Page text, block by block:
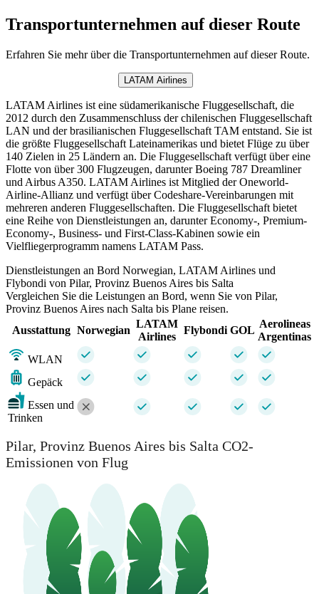
Transportunternehmen auf dieser Route
Erfahren Sie mehr über die Transportunternehmen auf dieser Route.
LATAM Airlines
LATAM Airlines ist eine südamerikanische Fluggesellschaft, die
2012 durch den Zusammenschluss der chilenischen Fluggesellschaft
LAN und der brasilianischen Fluggesellschaft TAM entstand. Sie ist
die größte Fluggesellschaft Lateinamerikas und bietet Flüge zu über
140 Zielen in 25 Ländern an. Die Fluggesellschaft verfügt über eine
Flotte von über 300 Flugzeugen, darunter Boeing 787 Dreamliner
und Airbus A350. LATAM Airlines ist Mitglied der Oneworld-
Airline-Allianz und verfügt über Codeshare-Vereinbarungen mit
mehreren anderen Fluggesellschaften. Die Fluggesellschaft bietet
eine Reihe von Dienstleistungen an, darunter Economy-, Premium-
Economy-, Business- und First-Class-Kabinen sowie ein
Vielfliegerprogramm namens LATAM Pass.
Dienstleistungen an Bord Norwegian, LATAM Airlines und
Flybondi von Pilar, Provinz Buenos Aires bis Salta
Vergleichen Sie die Leistungen an Bord, wenn Sie von Pilar,
Provinz Buenos Aires nach Salta bis Plane reisen.
Ausstattung Norwegian
LATAM
Airlines
Flybondi GOL
Aerolineas
Argentinas
WLAN
Gepäck
Essen und
Trinken
Pilar, Provinz Buenos Aires bis Salta CO2-
Emissionen von Flug